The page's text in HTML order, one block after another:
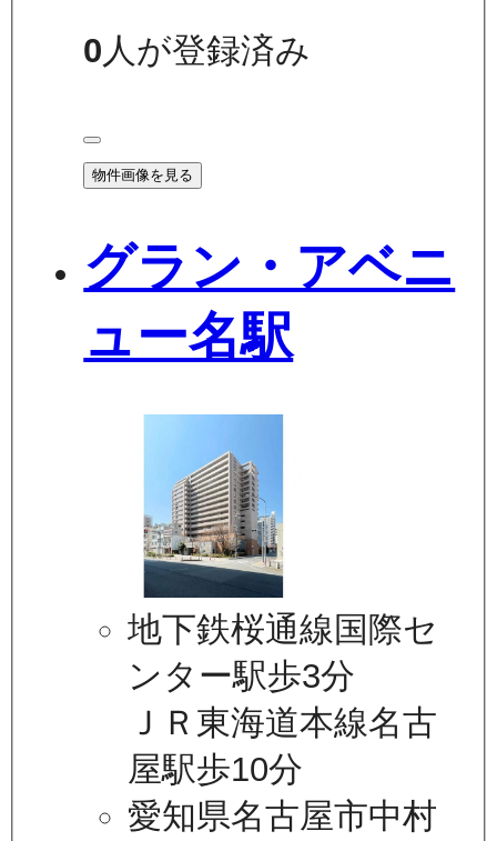
0人が登録済み
物件画像を見る
グラン・アベニ
ュー名駅
地下鉄桜通線国際セ
ンター駅歩3分
ＪＲ東海道本線名古
屋駅歩10分
愛知県名古屋市中村